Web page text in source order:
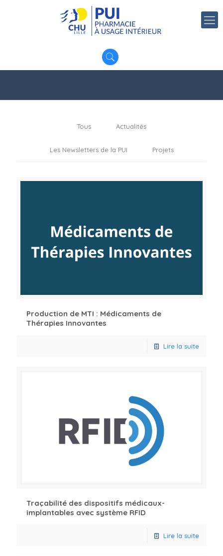
Tous Actualités
Les Newsletters de la PUI Projets
Production de MTI : Médicaments de
Thérapies Innovantes
Lire la suite
Traçabilité des dispositifs médicaux-
implantables avec système RFID
Lire la suite